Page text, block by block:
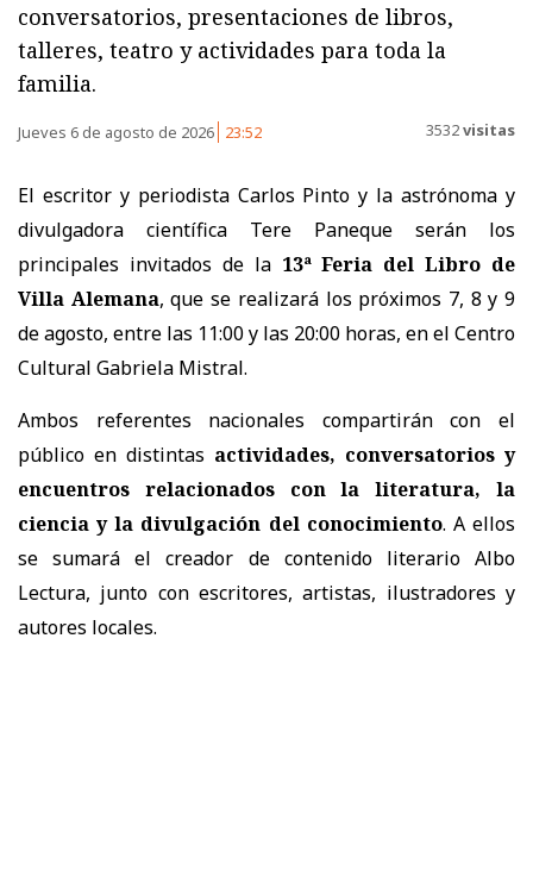
conversatorios, presentaciones de libros,
talleres, teatro y actividades para toda la
familia.
Jueves 6 de agosto de 2026 23:52 3532visitas
El escritor y periodista Carlos Pinto y la astrónoma y
divulgadora científica Tere Paneque serán los
principales invitados de la 13ª Feria del Libro de
Villa Alemana, que se realizará los próximos 7, 8 y 9
de agosto, entre las 11:00 y las 20:00 horas, en el Centro
Cultural Gabriela Mistral.
Ambos referentes nacionales compartirán con el
público en distintas actividades, conversatorios y
encuentros relacionados con la literatura, la
ciencia y la divulgación del conocimiento. A ellos
se sumará el creador de contenido literario Albo
Lectura, junto con escritores, artistas, ilustradores y
autores locales.